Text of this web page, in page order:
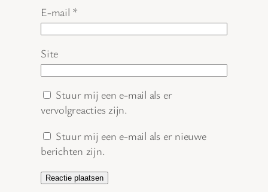
E-mail *
Site
Stuur mij een e-mail als er
vervolgreacties zijn.
Stuur mij een e-mail als er nieuwe
berichten zijn.